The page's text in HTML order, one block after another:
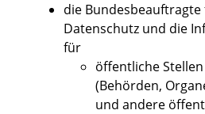
die Bundesbeauftragte
Datenschutz und die
für
öffentliche
(Behörden,
und andere